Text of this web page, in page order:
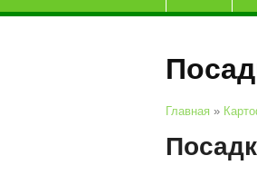
Главная »